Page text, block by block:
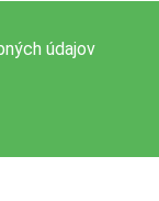
údajov